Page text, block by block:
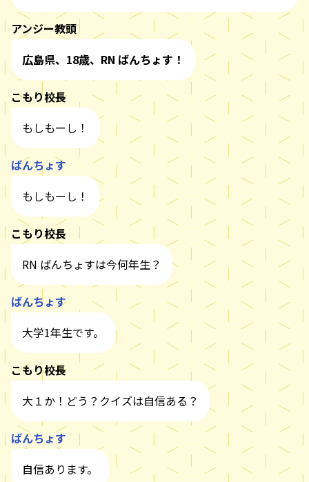
アンジー教頭
広島県、18歳、RN ばんちょす！
こもり校長
もしもーし！
ばんちょす
もしもーし！
こもり校長
RN ばんちょすは今何年生？
ばんちょす
大学1年生です。
こもり校長
大１か！どう？クイズは自信ある？
ばんちょす
自信あります。